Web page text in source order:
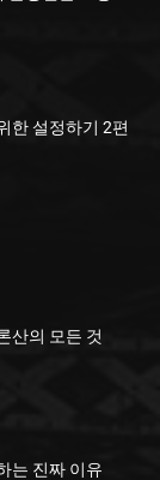
한 설정하기 2편
산의 모든 것
는 진짜 이유